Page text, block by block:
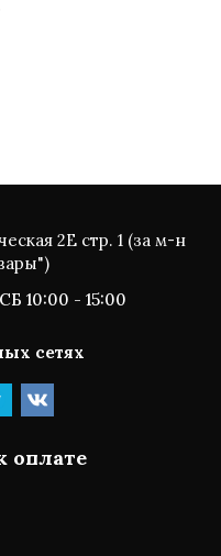
2Е стр. 1 (за м-н
10:00 - 15:00
оплате
сетях